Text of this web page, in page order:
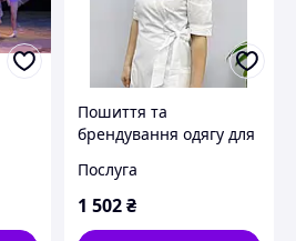
Пошиття та
брендування одягу для
Послуга
1 502₴